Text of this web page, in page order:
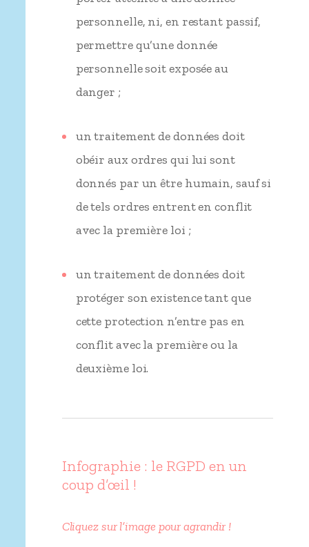
personnelle, ni, en restant passif,
permettre qu’une donnée
personnelle soit exposée au
danger ;
un traitement de données doit
obéir aux ordres qui lui sont
donnés par un être humain, sauf si
de tels ordres entrent en conflit
avec la première loi ;
un traitement de données doit
protéger son existence tant que
cette protection n’entre pas en
conflit avec la première ou la
deuxième loi.
Infographie : le RGPD en un
coup d’œil !
Cliquez sur l’image pour agrandir !